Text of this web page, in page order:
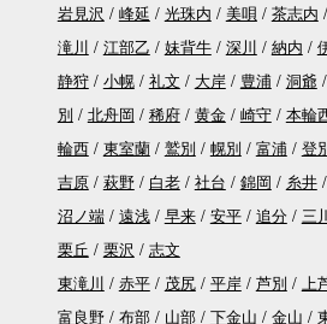
岩見沢
峰延 光珠内 美唄 茶志内
滝川
江部乙 妹背牛 深川 納内
静狩
小幌 礼文 大岸 豊浦 洞爺
別
北舟岡 稀府 黄金 崎守 本輪
輪西
東室蘭 鷲別 幌別 富浦 登
吉原
萩野 白老 社台 錦岡 糸井
沼ノ端
遠浅 早来 安平 追分 三
栗丘
栗沢
志文
東滝川
赤平 茂尻 平岸 芦別 上
富良野
布部 山部 下金山 金山